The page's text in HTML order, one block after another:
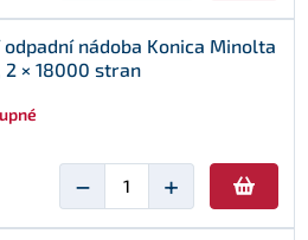
nádoba Konica Minolta
2 × 18000 stran
− +